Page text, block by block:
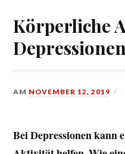
Körperliche
Depressionen
AM NOVEMBER 12, 2019
Bei Depressionen kann